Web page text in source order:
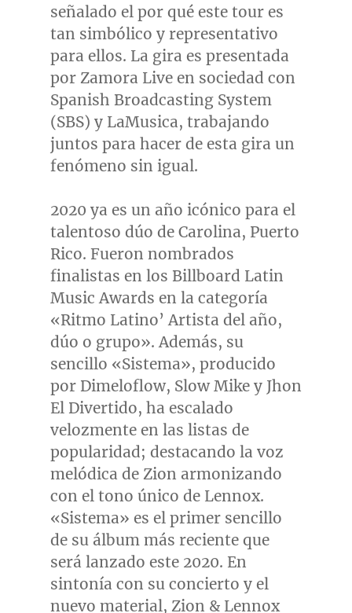
señalado el por qué este tour es
tan simbólico y representativo
para ellos. La gira es presentada
por Zamora Live en sociedad con
Spanish Broadcasting System
(SBS) y LaMusica, trabajando
juntos para hacer de esta gira un
fenómeno sin igual.
2020 ya es un año icónico para el
talentoso dúo de Carolina, Puerto
Rico. Fueron nombrados
finalistas en los Billboard Latin
Music Awards en la categoría
«Ritmo Latino’Artista delaño,
dúo o grupo». Además, su
sencillo «Sistema», producido
por Dimeloflow, Slow Mike y Jhon
El Divertido, ha escalado
velozmente en las listas de
popularidad; destacando la voz
melódica de Zion armonizando
con el tono único de Lennox.
«Sistema» es el primer sencillo
de su álbum más reciente que
será lanzado este 2020. En
sintonía con su concierto y el
nuevo material, Zion & Lennox